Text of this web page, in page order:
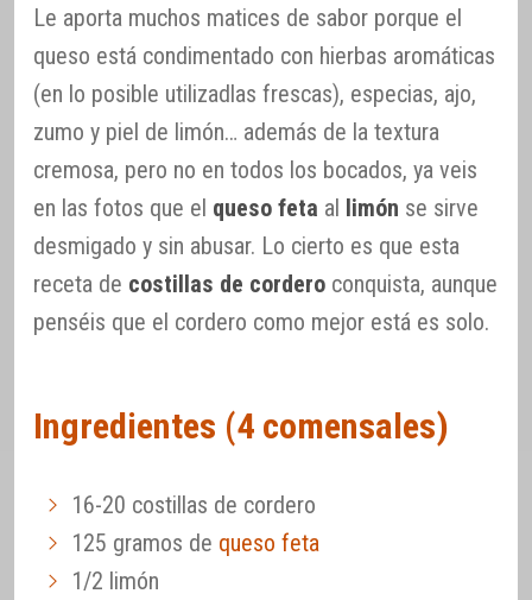
Le aporta muchos matices de sabor porque el
queso está condimentado con hierbas aromáticas
(en lo posible utilizadlas frescas), especias, ajo,
zumo y piel de limón… además de la textura
cremosa, pero no en todos los bocados, ya veis
en las fotos que el queso feta al limón se sirve
desmigado y sin abusar. Lo cierto es que esta
receta de costillas de cordero conquista, aunque
penséis que el cordero como mejor está es solo.
Ingredientes (4 comensales)
16-20 costillas de cordero
125 gramos de queso feta
1/2 limón